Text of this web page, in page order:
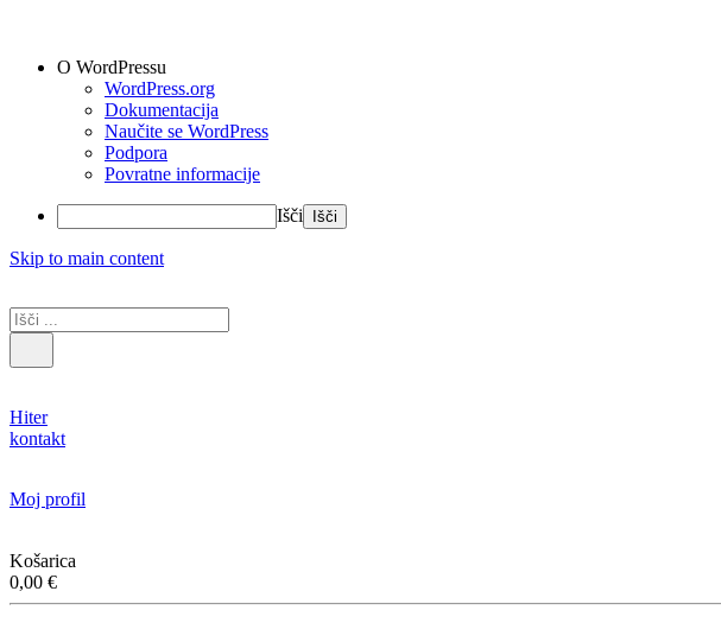
O WordPressu
WordPress.org
Dokumentacija
Naučite se WordPress
Podpora
Povratne informacije
Išči
Skip to main content
Hiter
kontakt
Moj profil
Košarica
0,00 €